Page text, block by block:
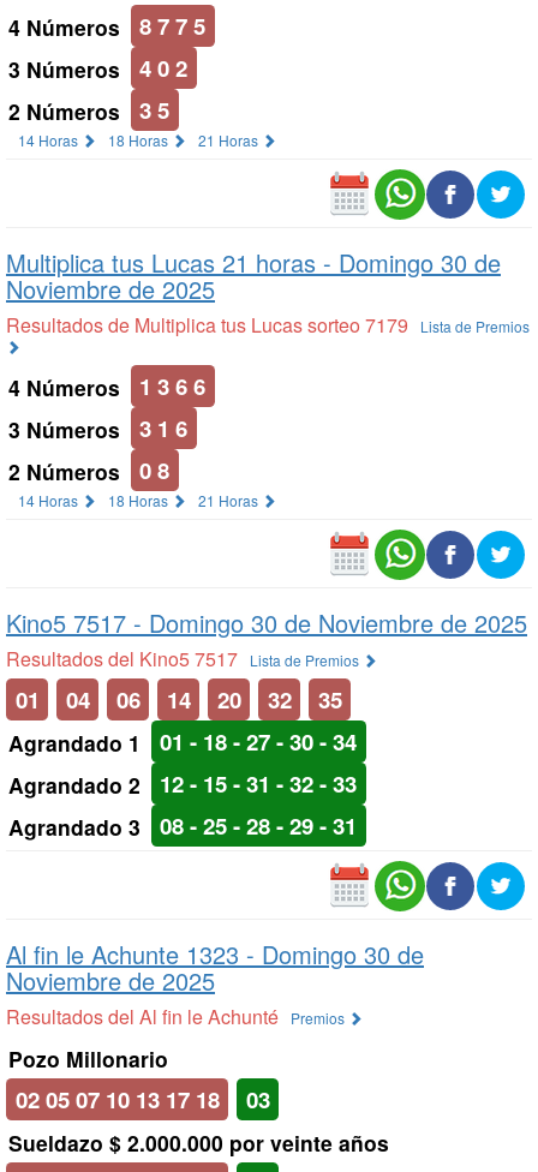
4 Números 8 7 7 5
3 Números 4 0 2
2 Números 3 5
14 Horas 18 Horas 21 Horas
Multiplica tus Lucas 21 horas - Domingo 30 de
Noviembre de 2025
Resultados de Multiplica tus Lucas sorteo 7179 Lista de Premios
4 Números 1 3 6 6
3 Números 3 1 6
2 Números 0 8
14 Horas 18 Horas 21 Horas
Kino5 7517 - Domingo 30 de Noviembre de 2025
Resultados del Kino5 7517 Lista de Premios
01 04 06 14 20 32 35
Agrandado 1 01 - 18 - 27 - 30 - 34
Agrandado 2 12 - 15 - 31 - 32 - 33
Agrandado 3 08 - 25 - 28 - 29 - 31
Al fin le Achunte 1323 - Domingo 30 de
Noviembre de 2025
Resultados del Al fin le Achunté Premios
Pozo Millonario
02 05 07 10 13 17 18 03
Sueldazo $ 2.000.000 por veinte años